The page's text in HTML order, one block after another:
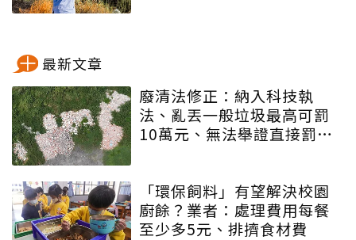
最新文章
廢清法修正：納入科技執
法、亂丟一般垃圾最高可罰
10萬元、無法舉證直接罰車
「環保飼料」有望解決校園
廚餘？業者：處理費用每餐
至少多5元、排擠食材費